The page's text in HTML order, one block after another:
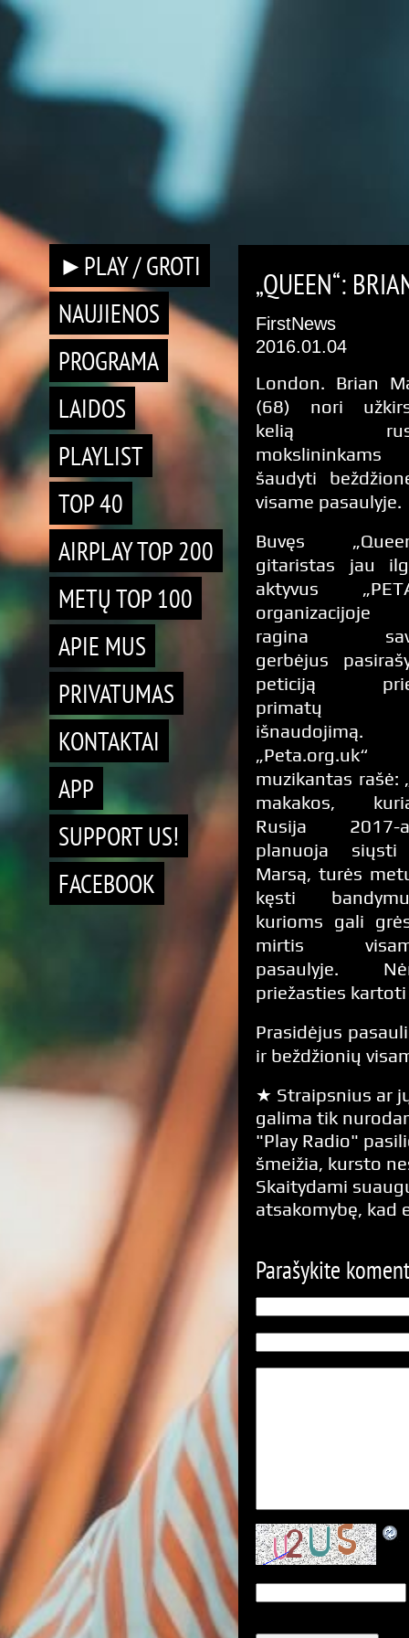
►PLAY / GROTI
NAUJIENOS
PROGRAMA
LAIDOS
PLAYLIST
TOP 40
AIRPLAY TOP 200
METŲ TOP 100
APIE MUS
PRIVATUMAS
KONTAKTAI
APP
SUPPORT US!
FACEBOOK
„QUEEN“:
FirstNews
2016.01.04
London. Brian
(68) nori
kelią
mokslininkams
šaudyti
visame pasaulyje.
Buvęs
gitaristas jau
aktyvus
organizacijoje
ragina
gerbėjus
peticiją
primatų
išnaudojimą.
„Peta.org.uk“
muzikantas rašė:
makakos,
Rusija 2017-
planuoja
Marsą, turės
kęsti
kurioms gali
mirtis
pasaulyje.
priežasties
Prasidėjus
ir beždžionių
★ Straipsnius ar
galima tik
"Play Radio"
šmeižia, kursto
Skaitydami
atsakomybę, kad
Parašykite